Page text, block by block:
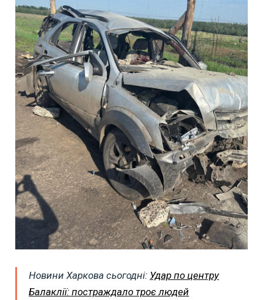
Новини Харкова сьогодні: Удар по центру
Балаклії: постраждало троє людей